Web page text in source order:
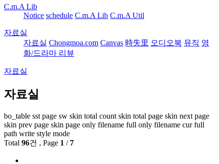
C.m.A Lib
Notice schedule C.m.A Lib C.m.A Util
자료실
자료실 Chongmoa.com Canvas 時失里 오디오북 뮤직 영
화/드라마 리뷰
자료실
자료실
bo_table sst page sw skin total count skin total page skin next page
skin prev page skin page only filename full only filename cur full
path write style mode
Total 96건 , Page 1 / 7